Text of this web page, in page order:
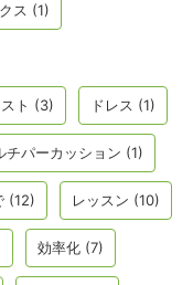
ス (1)
ト (3) ドレス (1)
チパーカッション (1)
(12) レッスン (10)
効率化 (7)